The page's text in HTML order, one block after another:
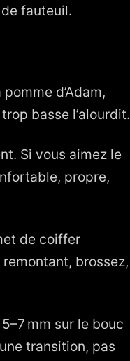
fauteuil.
d’Adam,
basse l’alourdit.
Si vous aimez le
propre,
de coiffer
brossez,
mm sur le bouc
transition, pas